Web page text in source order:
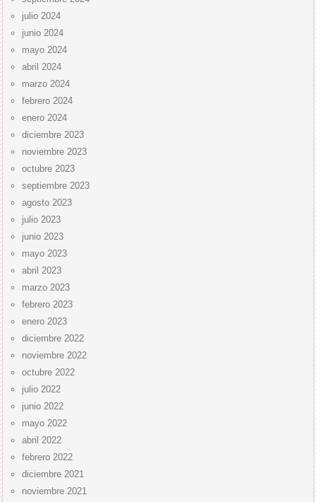
julio 2024
junio 2024
mayo 2024
abril 2024
marzo 2024
febrero 2024
enero 2024
diciembre 2023
noviembre 2023
octubre 2023
septiembre 2023
agosto 2023
julio 2023
junio 2023
mayo 2023
abril 2023
marzo 2023
febrero 2023
enero 2023
diciembre 2022
noviembre 2022
octubre 2022
julio 2022
junio 2022
mayo 2022
abril 2022
febrero 2022
diciembre 2021
noviembre 2021